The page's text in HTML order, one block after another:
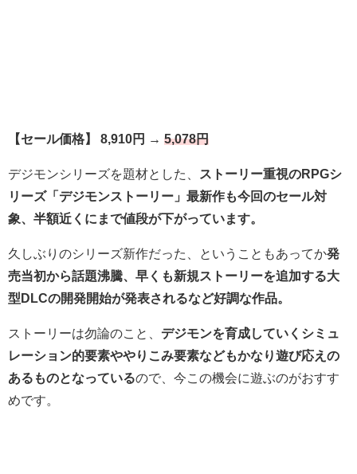
【セール価格】 8,910円 → 5,078円
デジモンシリーズを題材とした、
ストーリー重視のRPGシ
リーズ「デジモンストーリー」最新作も今回のセール対
象、半額近くにまで値段が下がっています。
久しぶりのシリーズ新作だった、ということもあってか発
売当初から話題沸騰、早くも新規ストーリーを追加する大
型DLCの開発開始が発表されるなど好調な作品。
ストーリーは勿論のこと、 デジモンを育成していくシミュ
レーション的要素ややりこみ要素などもかなり遊び応えの
あるものとなっているので、今この機会に遊ぶのがおすす
めです。